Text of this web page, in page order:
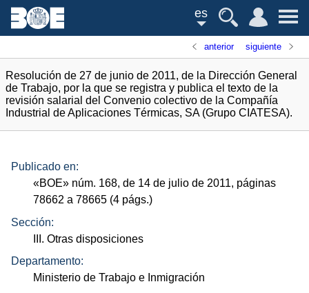
es
anterior siguiente
Resolución de 27 de junio de 2011, de la Dirección General
de Trabajo, por la que se registra y publica el texto de la
revisión salarial del Convenio colectivo de la Compañía
Industrial de Aplicaciones Térmicas, SA (Grupo CIATESA).
Publicado en:
«BOE» núm. 168, de 14 de julio de 2011, páginas
78662 a 78665 (4 págs.)
Sección:
III. Otras disposiciones
Departamento:
Ministerio de Trabajo e Inmigración